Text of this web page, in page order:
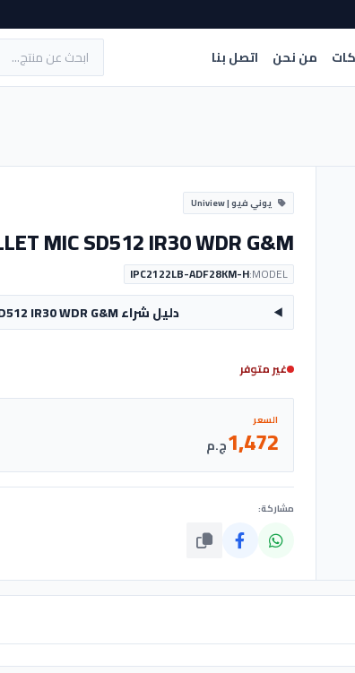
من نحن اتصل بنا
يوني فيو | Uniview
MIC SD512 IR30 WDR G&M
MODEL:
IPC2122LB-ADF28KM-H
دليل شراء CAM UNV IP 2MP BULLET MIC SD512 IR30 WDR G&M
غير متوفر
السعر
1,472ج.م
مشاركة: